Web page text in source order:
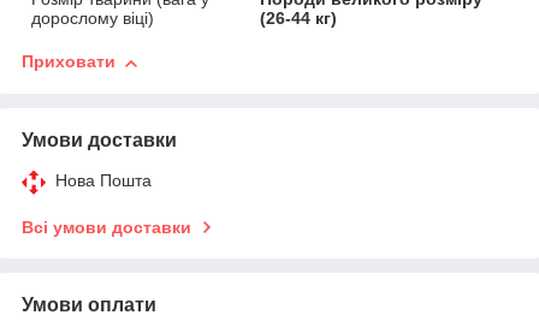
дорослому віці)
(26-44 кг)
Приховати
Умови доставки
Нова Пошта
Всі умови доставки
Умови оплати